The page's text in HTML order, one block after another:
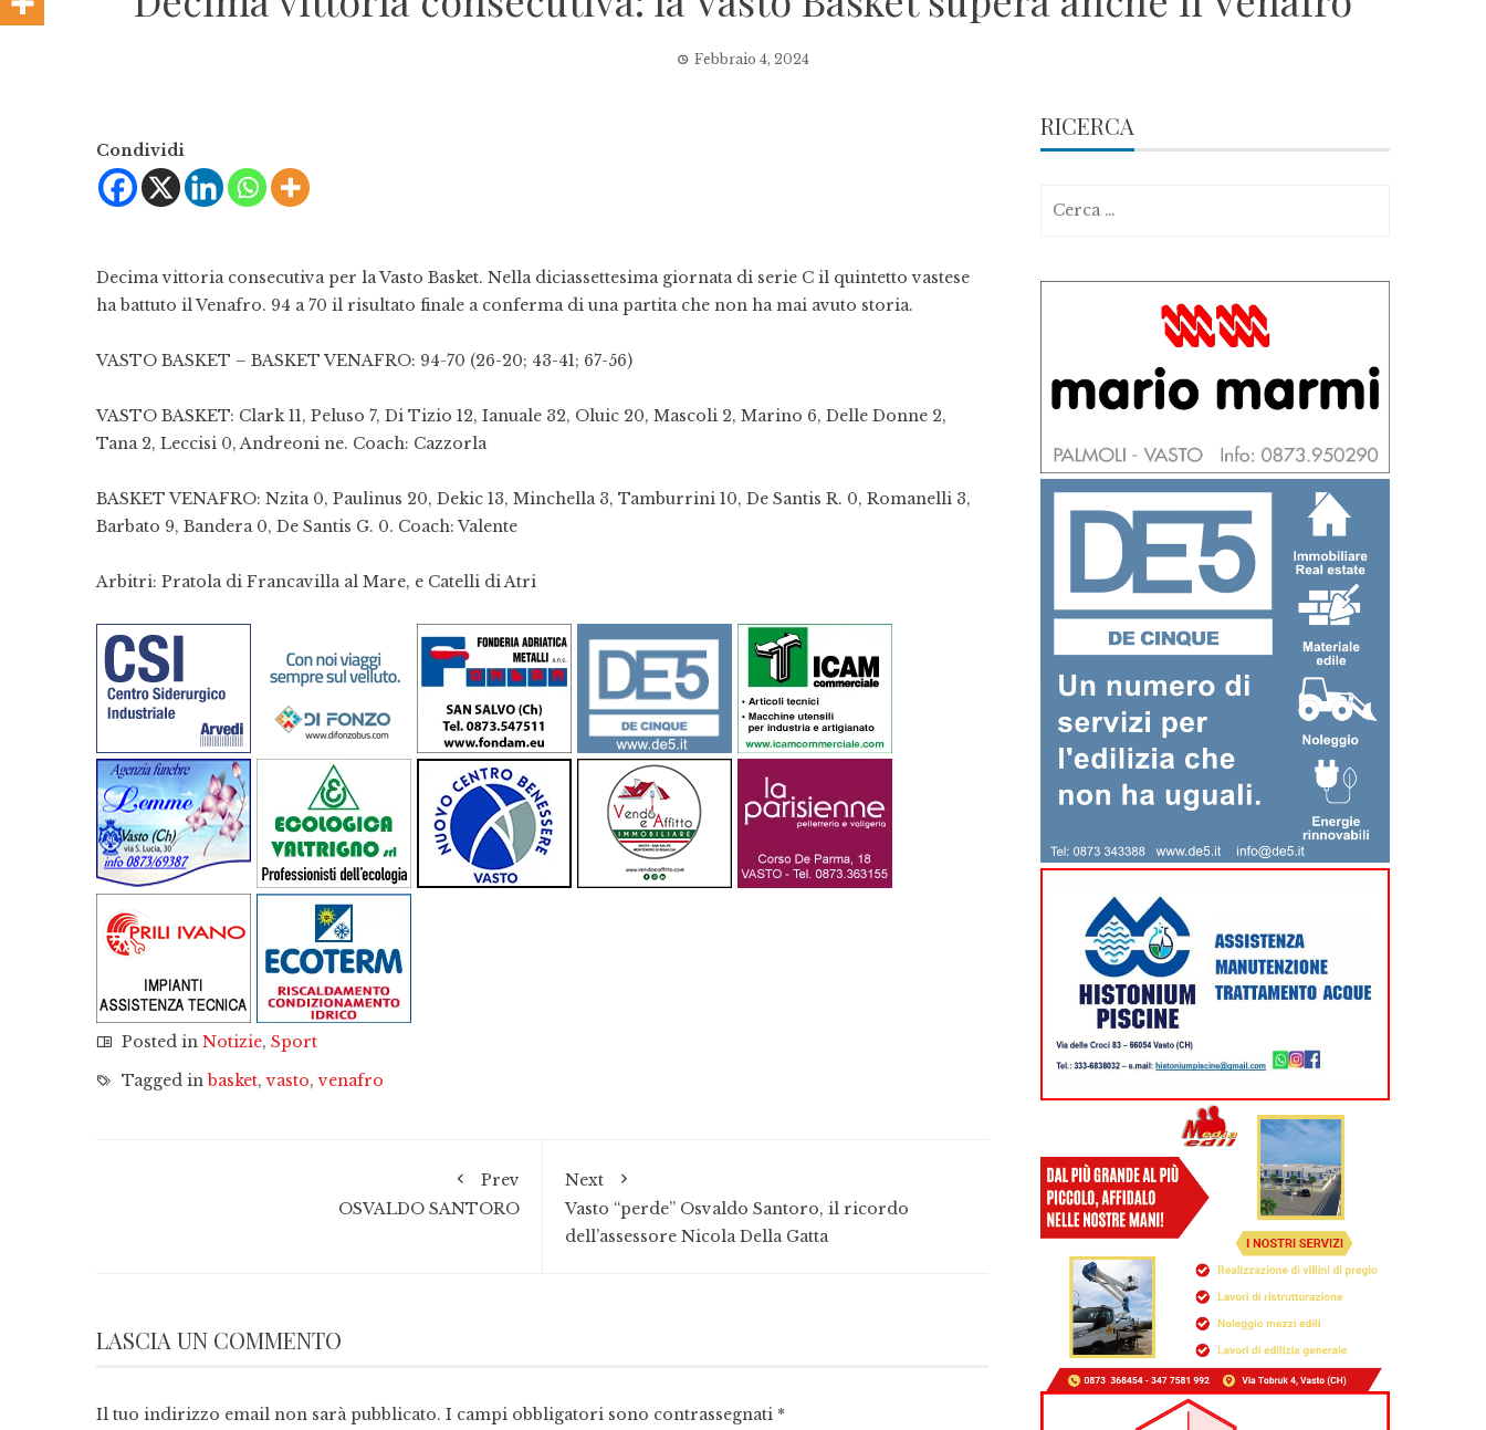
Febbraio 4, 2024
Condividi
Decima vittoria consecutiva per la Vasto Basket. Nella diciassettesima giornata di serie C il quintetto vastese
ha battuto il Venafro. 94 a 70 il risultato finale a conferma di una partita che non ha mai avuto storia.
VASTO BASKET – BASKET VENAFRO: 94-70 (26-20; 43-41; 67-56)
VASTO BASKET: Clark 11, Peluso 7, Di Tizio 12, Ianuale 32, Oluic 20, Mascoli 2, Marino 6, Delle Donne 2,
Tana 2, Leccisi 0, Andreoni ne. Coach: Cazzorla
BASKET VENAFRO: Nzita 0, Paulinus 20, Dekic 13, Minchella 3, Tamburrini 10, De Santis R. 0, Romanelli 3,
Barbato 9, Bandera 0, De Santis G. 0. Coach: Valente
Arbitri: Pratola di Francavilla al Mare, e Catelli di Atri
Posted in Notizie, Sport
Tagged inbasket,vasto,venafro
Prev
OSVALDO SANTORO
Next
Vasto “perde” Osvaldo Santoro, il ricordo
dell’assessore Nicola Della Gatta
LASCIA UN COMMENTO
Il tuo indirizzo email non sarà pubblicato. I campi obbligatori sono contrassegnati *
RICERCA